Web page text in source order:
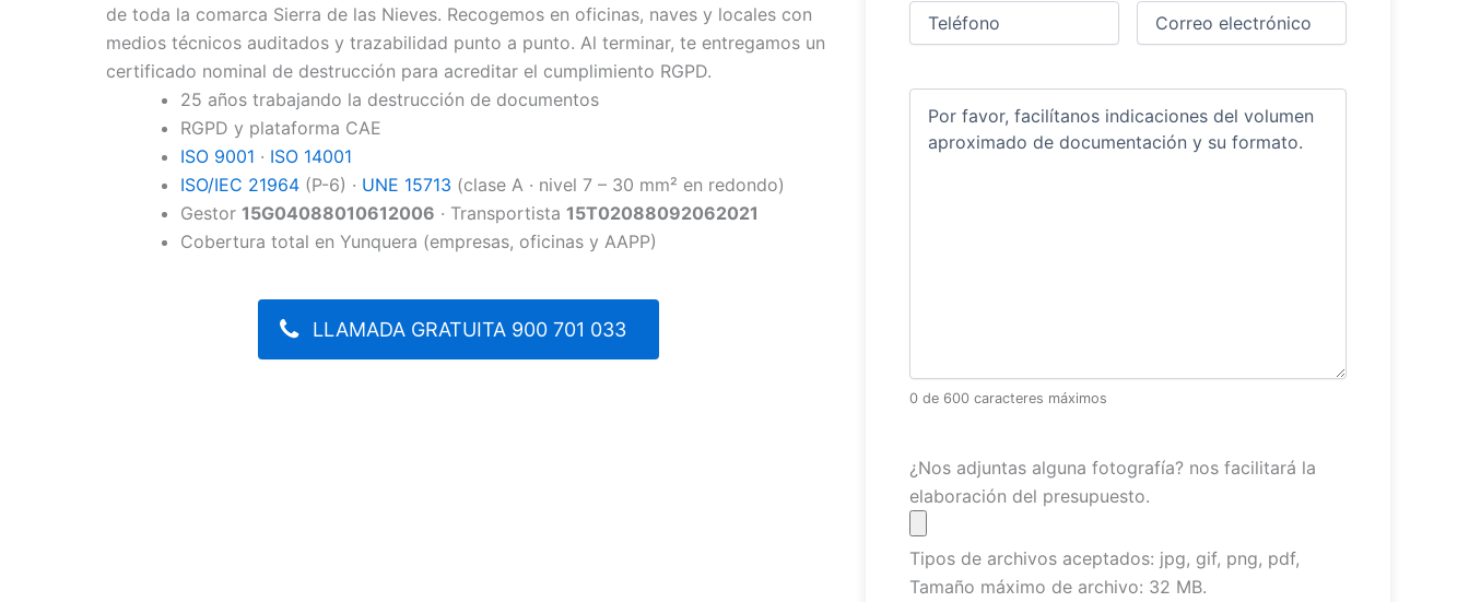
de toda la comarca Sierra de las Nieves. Recogemos en oficinas, naves y locales con
medios técnicos auditados y trazabilidad punto a punto. Al terminar, te entregamos un
certificado nominal de destrucción para acreditar el cumplimiento RGPD.
25 años trabajando la destrucción de documentos
RGPD y plataforma CAE
ISO 9001 · ISO 14001
ISO/IEC 21964 (P-6) · UNE 15713 (clase A · nivel 7 – 30 mm² en redondo)
Gestor 15G04088010612006 · Transportista 15T02088092062021
Cobertura total en Yunquera (empresas, oficinas y AAPP)
LLAMADA GRATUITA 900 701 033
Teléfono
Correo
electrónico (Obligatorio)
Comentarios
0 de 600 caracteres máximos
Archivo
¿Nos adjuntas alguna fotografía? nos facilitará la
elaboración del presupuesto.
Tipos de archivos aceptados: jpg, gif, png, pdf,
Tamaño máximo de archivo: 32 MB.